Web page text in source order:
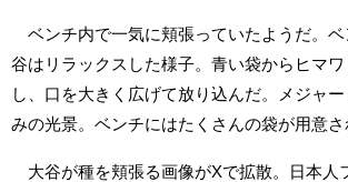
ベンチ内で一気に頬張っていたようだ。
谷はリラックスした様子。青い袋からヒマ
し、口を大きく広げて放り込んだ。メジャ
みの光景。ベンチにはたくさんの袋が用意さ
大谷が種を頬張る画像がXで拡散。日本人